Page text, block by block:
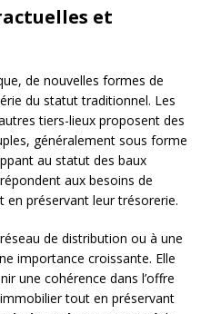
et
de nouvelles formes de
du statut traditionnel. Les
tiers-lieux proposent des
généralement sous forme
au statut des baux
aux besoins de
préservant leur trésorerie.
de distribution ou à une
importance croissante. Elle
une cohérence dans l’offre
tout en préservant